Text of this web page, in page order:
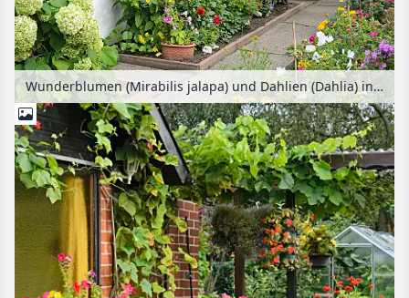
Wunderblumen (Mirabilis jalapa) und Dahlien (Dahlia) in einem Kleingarten